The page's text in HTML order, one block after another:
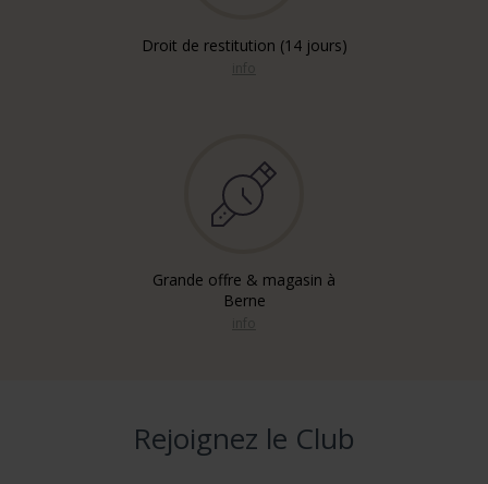
Droit de restitution (14 jours)
Grande offre & magasin à
Berne
Rejoignez le Club